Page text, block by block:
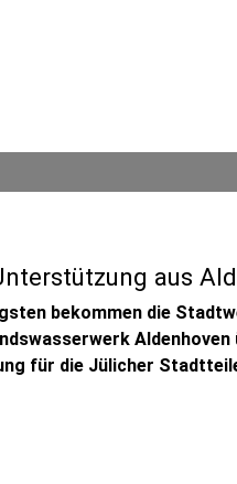
aus
bekommen die
Aldenhoven
für die Jülicher